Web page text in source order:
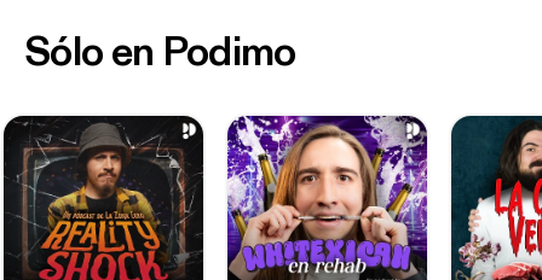
Sólo en Podimo